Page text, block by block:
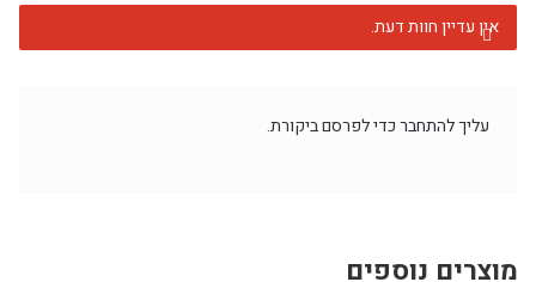
אין עדיין חוות דעת.
עליךלהתחברכדי לפרסם ביקורת.
מוצרים נוספים